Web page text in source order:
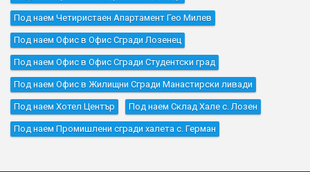
Под наем Четиристаен Апартамент Гео Милев
Под наем Офис в Офис Сгради Лозенец
Под наем Офис в Офис Сгради Студентски град
Под наем Офис в Жилищни Сгради Манастирски ливади
Под наем Хотел Център Под наем Склад Хале с. Лозен
Под наем Промишлени сгради халета с. Герман